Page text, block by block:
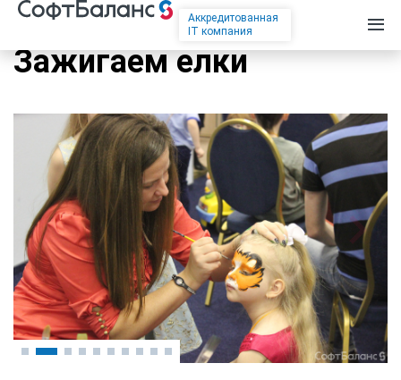
Аккредитованная
IT компания
Зажигаем елки